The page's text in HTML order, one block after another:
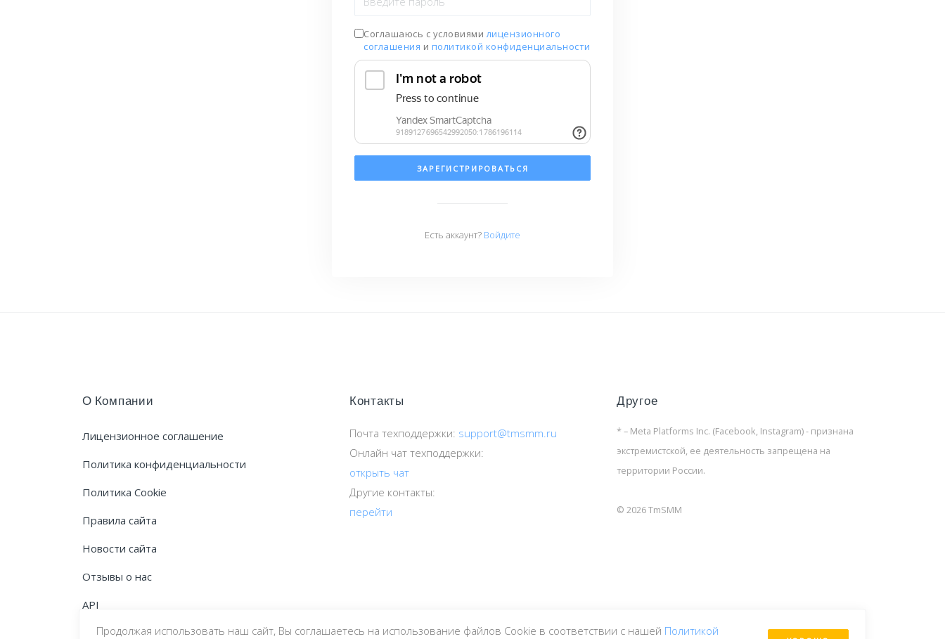
Соглашаюсь с условиямилицензионного
соглашения и политикой конфиденциальности
ЗАРЕГИСТРИРОВАТЬСЯ
Есть аккаунт? Войдите
О Компании
Лицензионное соглашение
Политика конфиденциальности
Политика Cookie
Правила сайта
Новости сайта
Отзывы о нас
API
Контакты
Почта техподдержки: support@tmsmm.ru
Онлайн чат техподдержки:
открыть чат
Другие контакты:
перейти
Другое
* – Meta Platforms Inc. (Facebook, Instagram) - признана
экстремистской, ее деятельность запрещена на
территории России.
© 2026 TmSMM
Продолжая использовать наш сайт, Вы соглашаетесь на использование файлов Cookie в соответствии с нашей Политикой